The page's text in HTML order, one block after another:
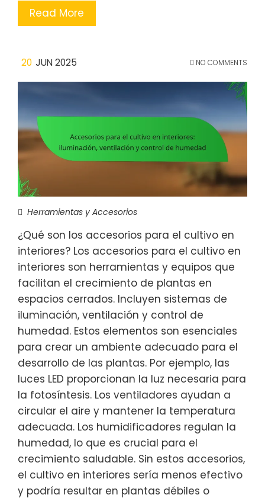
Read More
20 JUN 2025 NO COMMENTS
Herramientas y Accesorios
¿Qué son los accesorios para el cultivo en
interiores? Los accesorios para el cultivo en
interiores son herramientas y equipos que
facilitan el crecimiento de plantas en
espacios cerrados. Incluyen sistemas de
iluminación, ventilación y control de
humedad. Estos elementos son esenciales
para crear un ambiente adecuado para el
desarrollo de las plantas. Por ejemplo, las
luces LED proporcionan la luz necesaria para
la fotosíntesis. Los ventiladores ayudan a
circular el aire y mantener la temperatura
adecuada. Los humidificadores regulan la
humedad, lo que es crucial para el
crecimiento saludable. Sin estos accesorios,
el cultivo en interiores sería menos efectivo
y podría resultar en plantas débiles o